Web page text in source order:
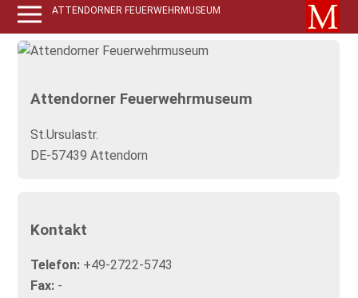
ATTENDORNER FEUERWEHRMUSEUM
Attendorner Feuerwehrmuseum
St.Ursulastr.
DE-57439 Attendorn
Kontakt
Telefon: +49-2722-5743
Fax: -